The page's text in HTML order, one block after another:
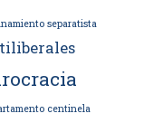
separatista
centinela